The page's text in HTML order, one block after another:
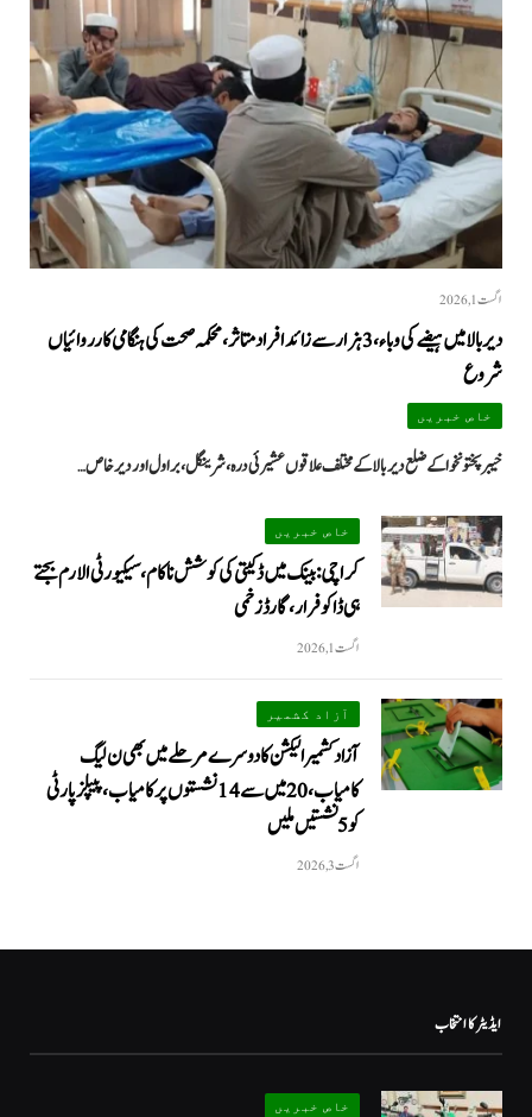
اگست 1, 2026
دیر بالا میں ہیضے کی وباء، 3 ہزار سے زائد افراد متاثر، محکمہ صحت کی ہنگامی کارروائیاں
شروع
خاص خبریں
خیبرپختونخوا کے ضلع دیر بالا کے مختلف علاقوں عشیرئی درہ، شرینگل، براول اور دیر خاص…
خاص خبریں
کراچی: بینک میں ڈکیتی کی کوشش ناکام، سیکیورٹی الارم بجتے
ہی ڈاکو فرار، گارڈ زخمی
اگست 1, 2026
آزاد کشمیر
آزاد کشمیر الیکشن کا دوسرے مرحلے میں بھی ن لیگ
کامیاب، 20 میں سے 14 نشستوں پر کامیاب، پیپلزپارٹی
کو 5 نشستیں ملیں
اگست 3, 2026
ایڈیٹر کا انتخاب
خاص خبریں